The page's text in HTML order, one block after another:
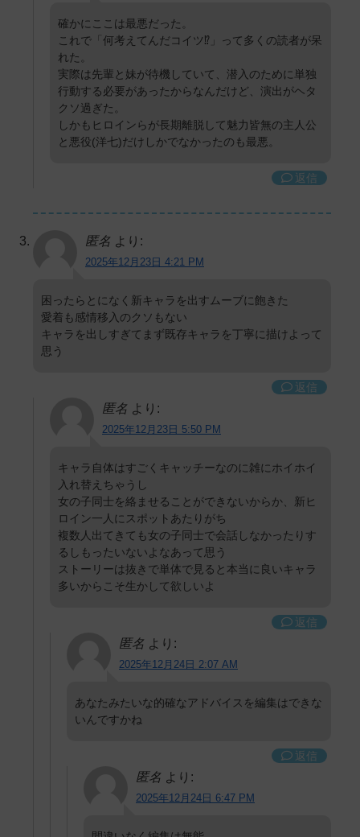
確かにここは最悪だった。
これで「何考えてんだコイツ⁉️」って多くの読者が呆
れた。
実際は先輩と妹が待機していて、潜入のために単独
行動する必要があったからなんだけど、演出がヘタ
クソ過ぎた。
しかもヒロインらが長期離脱して魅力皆無の主人公
と悪役(洋七)だけしかでなかったのも最悪。
返信
匿名 より:
2025年12月23日 4:21 PM
困ったらとになく新キャラを出すムーブに飽きた
愛着も感情移入のクソもない
キャラを出しすぎてまず既存キャラを丁寧に描けよって
思う
返信
匿名 より:
2025年12月23日 5:50 PM
キャラ自体はすごくキャッチーなのに雑にホイホイ
入れ替えちゃうし
女の子同士を絡ませることができないからか、新ヒ
ロイン一人にスポットあたりがち
複数人出てきても女の子同士で会話しなかったりす
るしもったいないよなあって思う
ストーリーは抜きで単体で見ると本当に良いキャラ
多いからこそ生かして欲しいよ
返信
匿名 より:
2025年12月24日 2:07 AM
あなたみたいな的確なアドバイスを編集はできな
いんですかね
返信
匿名 より:
2025年12月24日 6:47 PM